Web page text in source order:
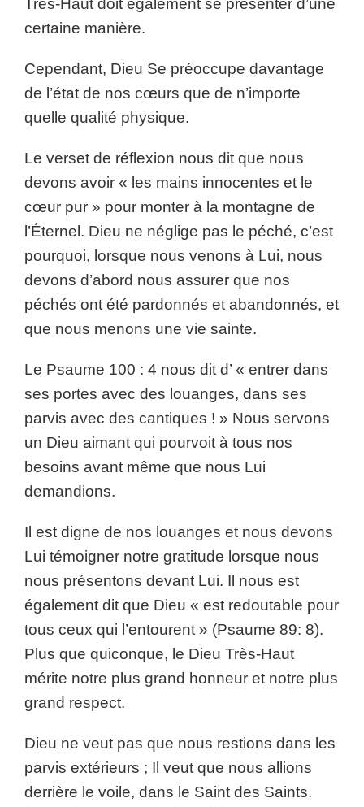
Très-Haut doit également se présenter d’une
certaine manière.
Cependant, Dieu Se préoccupe davantage
de l’état de nos cœurs que de n’importe
quelle qualité physique.
Le verset de réflexion nous dit que nous
devons avoir « les mains innocentes et le
cœur pur » pour monter à la montagne de
l’Éternel. Dieu ne néglige pas le péché, c’est
pourquoi, lorsque nous venons à Lui, nous
devons d’abord nous assurer que nos
péchés ont été pardonnés et abandonnés, et
que nous menons une vie sainte.
Le Psaume 100 : 4 nous dit d’ « entrer dans
ses portes avec des louanges, dans ses
parvis avec des cantiques ! » Nous servons
un Dieu aimant qui pourvoit à tous nos
besoins avant même que nous Lui
demandions.
Il est digne de nos louanges et nous devons
Lui témoigner notre gratitude lorsque nous
nous présentons devant Lui. Il nous est
également dit que Dieu « est redoutable pour
tous ceux qui l’entourent » (Psaume 89: 8).
Plus que quiconque, le Dieu Très-Haut
mérite notre plus grand honneur et notre plus
grand respect.
Dieu ne veut pas que nous restions dans les
parvis extérieurs ; Il veut que nous allions
derrière le voile, dans le Saint des Saints.